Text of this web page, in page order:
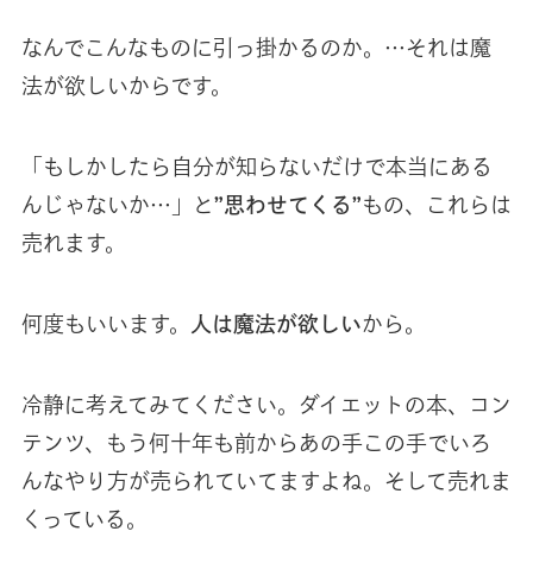
なんでこんなものに引っ掛かるのか。…それは魔
法が欲しいからです。
「もしかしたら自分が知らないだけで本当にある
んじゃないか…」と ”思わせてくる”もの、これらは
売れます。
何度もいいます。 人は魔法が欲しいから。
冷静に考えてみてください。ダイエットの本、コン
テンツ、もう何十年も前からあの手この手でいろ
んなやり方が売られていてますよね。そして売れま
くっている。